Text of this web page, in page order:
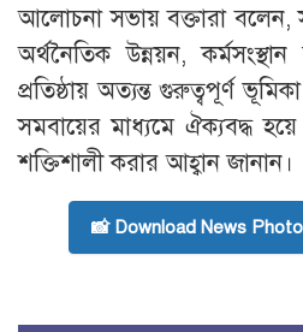
আলোচনা সভায় বক্তারা
অর্থনৈতিক উন্নয়ন,
প্রতিষ্ঠায় অত্যন্ত গুরুত্বপূর্ণ
সমবায়ের মাধ্যমে ঐক্যবদ্ধ
শক্তিশালী করার আহ্বান জানান।
📸 Download News